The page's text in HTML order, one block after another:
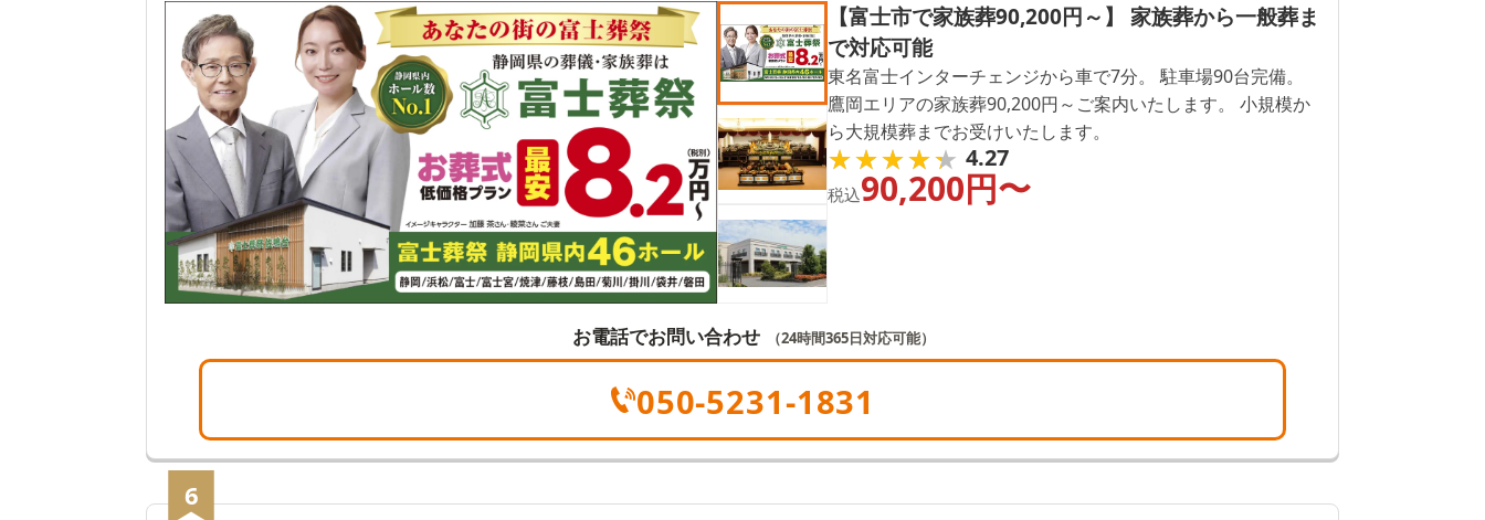
【富士市で家族葬90,200円～】 家族葬から一般葬ま
で対応可能
東名富士インターチェンジから車で7分。 駐車場90台完備。
鷹岡エリアの家族葬90,200円～ご案内いたします。 小規模か
ら大規模葬までお受けいたします。
★★★★★
★★★★★ 4.27
税込90,200円〜
お電話でお問い合わせ （24時間365日対応可能）
050-5231-1831
6